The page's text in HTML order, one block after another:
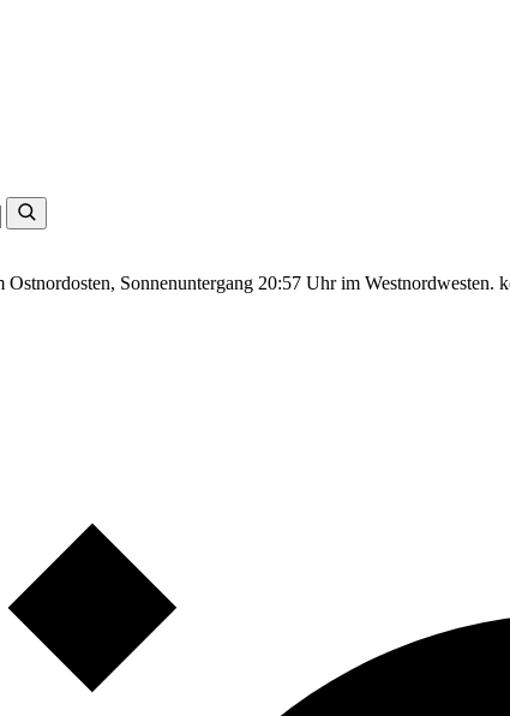
Ostnordosten, Sonnenuntergang 20:57 Uhr im